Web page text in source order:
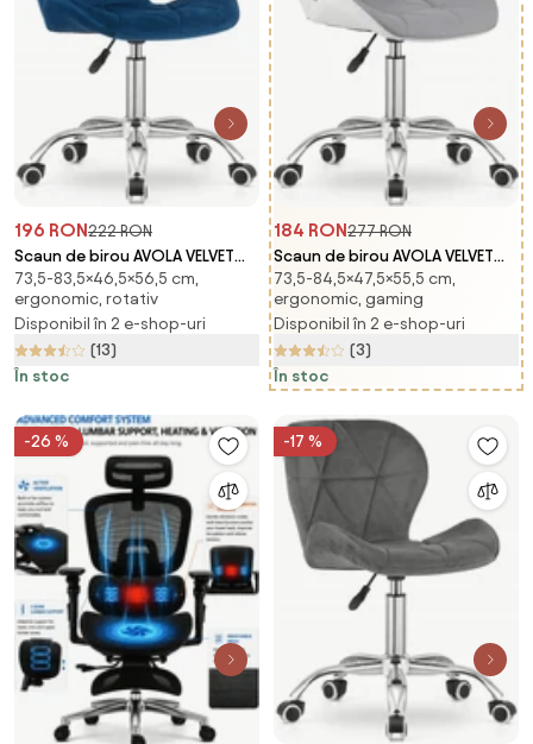
196 RON222 RON
Scaun de birou AVOLA VELVET
albastru
73,5-83,5×46,5×56,5 cm,
ergonomic, rotativ
Disponibil în 2 e-shop-uri
(13)
În stoc
184 RON277 RON
Scaun de birou AVOLA VELVET
gri-alb
73,5-84,5×47,5×55,5 cm,
ergonomic, gaming
Disponibil în 2 e-shop-uri
(3)
În stoc
-26 % -17 %